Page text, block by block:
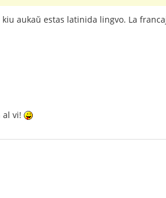
aukaŭ estas latinida lingvo. La
al vi!